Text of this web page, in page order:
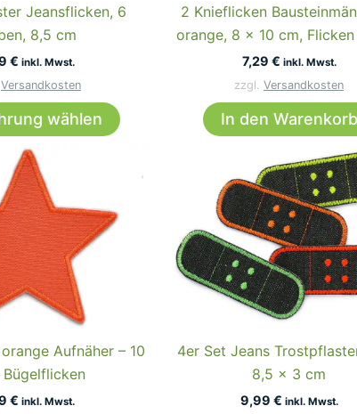
Produktseite
Jeansflicken, 6
8,5 cm
€ inkl. Mwst.
Versandkosten
wählen
Produkt
mehrere
auf.
Optionen
Produktseite
2 Knieflicken
orange, 8 x 10 cm,
7,29 € inkl. Mwst.
zzgl. Versandkosten
In den Warenkorb
Aufnäher – 10
Bügelflicken
€ inkl. Mwst.
4er Set Jeans
8,5 x 3 cm
9,99 € inkl. Mwst.